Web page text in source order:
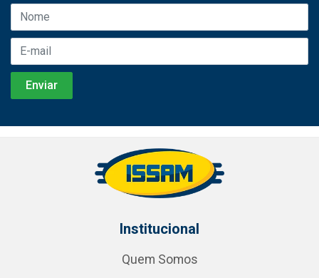
Institucional
Quem Somos